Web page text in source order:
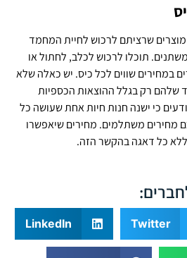
שרציתם לרכוש לחיית המחמד
תוכלו לרכוש לכלב, לחתול או
במחירים שווים לכל כיס. יש כאלה שלא
שלהם רק בגלל ההוצאות הכספיות
כי ישנה חנות חיות אחת שעושה כל
משתלמים. מחירים שיאפשרו
כל דאגה בהקשר הזה.
Twitter
LinkedIn